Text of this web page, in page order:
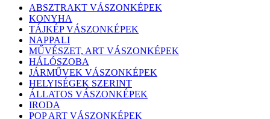
ABSZTRAKT VÁSZONKÉPEK
KONYHA
TÁJKÉP VÁSZONKÉPEK
NAPPALI
MŰVÉSZET, ART VÁSZONKÉPEK
HÁLÓSZOBA
JÁRMŰVEK VÁSZONKÉPEK
HELYISÉGEK SZERINT
ÁLLATOS VÁSZONKÉPEK
IRODA
POP ART VÁSZONKÉPEK